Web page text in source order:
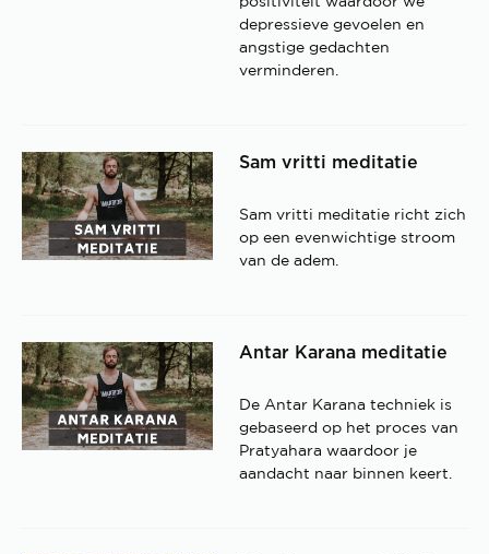
depressieve gevoelen en
angstige gedachten
verminderen.
Sam vritti meditatie
Sam vritti meditatie richt zich
op een evenwichtige stroom
van de adem.
Antar Karana meditatie
De Antar Karana techniek is
gebaseerd op het proces van
Pratyahara waardoor je
aandacht naar binnen keert.